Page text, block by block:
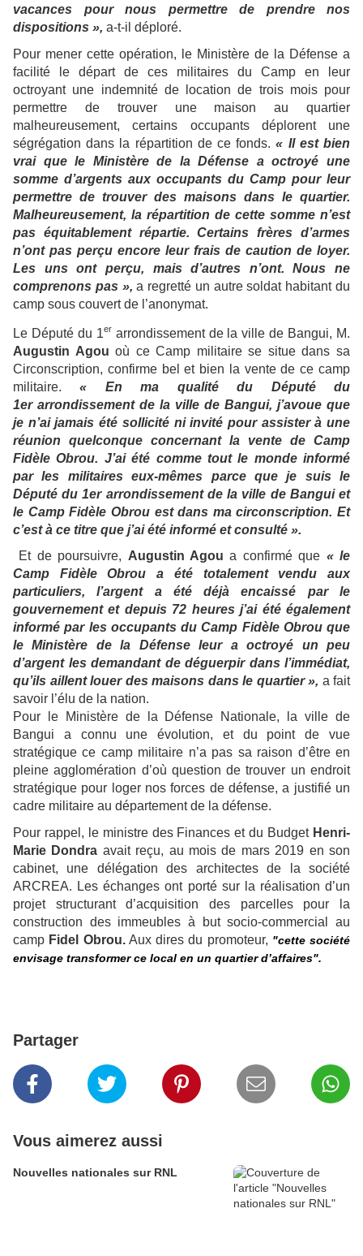
vacances pour nous permettre de prendre nos
dispositions », a-t-il déploré.
Pour mener cette opération, le Ministère de la Défense a
facilité le départ de ces militaires du Camp en leur
octroyant une indemnité de location de trois mois pour
permettre de trouver une maison au quartier
malheureusement, certains occupants déplorent une
ségrégation dans la répartition de ce fonds.« Il est bien
vrai que le Ministère de la Défense a octroyé une
somme d’argents aux occupants du Camp pour leur
permettre de trouver des maisons dans le quartier.
Malheureusement, la répartition de cette somme n’est
pas équitablement répartie. Certains frères d’armes
n’ont pas perçu encore leur frais de caution de loyer.
Les uns ont perçu, mais d’autres n’ont. Nous ne
comprenons pas », a regretté un autre soldat habitant du
camp sous couvert de l’anonymat.
Le Député du 1er arrondissement de la ville de Bangui, M.
Augustin Agou où ce Camp militaire se situe dans sa
Circonscription, confirme bel et bien la vente de ce camp
militaire.« En ma qualité du Député du
1er arrondissement de la ville de Bangui, j’avoue que
je n’ai jamais été sollicité ni invité pour assister à une
réunion quelconque concernant la vente de Camp
Fidèle Obrou. J’ai été comme tout le monde informé
par les militaires eux-mêmes parce que je suis le
Député du 1er arrondissement de la ville de Bangui et
le Camp Fidèle Obrou est dans ma circonscription. Et
c’est à ce titre que j’ai été informé et consulté ».
Et de poursuivre, Augustin Agou a confirmé que « le
Camp Fidèle Obrou a été totalement vendu aux
particuliers, l’argent a été déjà encaissé par le
gouvernement et depuis 72 heures j’ai été également
informé par les occupants du Camp Fidèle Obrou que
le Ministère de la Défense leur a octroyé un peu
d’argent les demandant de déguerpir dans l’immédiat,
qu’ils aillent louer des maisons dans le quartier », a fait
savoir l’élu de la nation.
Pour le Ministère de la Défense Nationale, la ville de
Bangui a connu une évolution, et du point de vue
stratégique ce camp militaire n’a pas sa raison d’être en
pleine agglomération d’où question de trouver un endroit
stratégique pour loger nos forces de défense, a justifié un
cadre militaire au département de la défense.
Pour rappel, le ministre des Finances et du BudgetHenri-
Marie Dondra avait reçu, au mois de mars 2019 en son
cabinet, une délégation des architectes de la société
ARCREA. Les échanges ont porté sur la réalisation d’un
projet structurant d’acquisition des parcelles pour la
construction des immeubles à but socio-commercial au
camp Fidel Obrou.Aux dires du promoteur, "cette société
envisage transformer ce local en un quartier d’affaires".
Partager
Vous aimerez aussi
Nouvelles nationales sur RNL